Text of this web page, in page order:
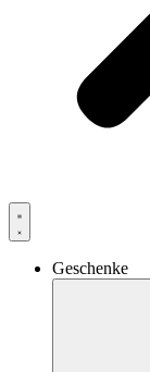
Geschenke